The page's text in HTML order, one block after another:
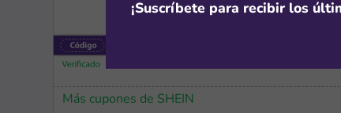
Más cupones de SHEIN
¡Suscríbete para recibir los